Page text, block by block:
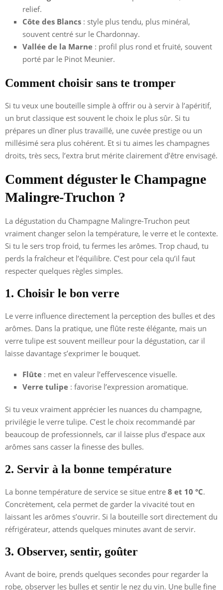
relief.
Côte des Blancs : style plus tendu, plus minéral,
souvent centré sur le Chardonnay.
Vallée de la Marne : profil plus rond et fruité, souvent
porté par le Pinot Meunier.
Comment choisir sans te tromper
Si tu veux une bouteille simple à offrir ou à servir à l’apéritif,
un brut classique est souvent le choix le plus sûr. Si tu
prépares un dîner plus travaillé, une cuvée prestige ou un
millésimé sera plus cohérent. Et si tu aimes les champagnes
droits, très secs, l’extra brut mérite clairement d’être envisagé.
Comment déguster le Champagne
Malingre-Truchon ?
La dégustation du Champagne Malingre-Truchon peut
vraiment changer selon la température, le verre et le contexte.
Si tu le sers trop froid, tu fermes les arômes. Trop chaud, tu
perds la fraîcheur et l’équilibre. C’est pour cela qu’il faut
respecter quelques règles simples.
1. Choisir le bon verre
Le verre influence directement la perception des bulles et des
arômes. Dans la pratique, une flûte reste élégante, mais un
verre tulipe est souvent meilleur pour la dégustation, car il
laisse davantage s’exprimer le bouquet.
Flûte : met en valeur l’effervescence visuelle.
Verre tulipe : favorise l’expression aromatique.
Si tu veux vraiment apprécier les nuances du champagne,
privilégie le verre tulipe. C’est le choix recommandé par
beaucoup de professionnels, car il laisse plus d’espace aux
arômes sans casser la finesse des bulles.
2. Servir à la bonne température
La bonne température de service se situe entre 8 et 10 °C.
Concrètement, cela permet de garder la vivacité tout en
laissant les arômes s’ouvrir. Si la bouteille sort directement du
réfrigérateur, attends quelques minutes avant de servir.
3. Observer, sentir, goûter
Avant de boire, prends quelques secondes pour regarder la
robe, observer les bulles et sentir le nez du vin. Une bulle fine